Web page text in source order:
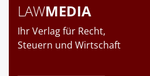
LAWMEDIA
Ihr Verlag für Recht,
Steuern und Wirtschaft